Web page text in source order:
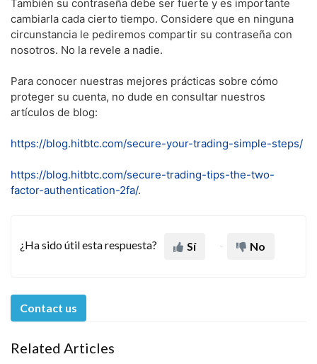
También su contraseña debe ser fuerte y es importante
cambiarla cada cierto tiempo. Considere que en ninguna
circunstancia le pediremos compartir su contraseña con
nosotros. No la revele a nadie.
Para conocer nuestras mejores prácticas sobre cómo
proteger su cuenta, no dude en consultar nuestros
artículos de blog:
https://blog.hitbtc.com/secure-your-trading-simple-steps/
https://blog.hitbtc.com/secure-trading-tips-the-two-
factor-authentication-2fa/.
¿Ha sido útil esta respuesta? Sí No
Contact us
Related Articles